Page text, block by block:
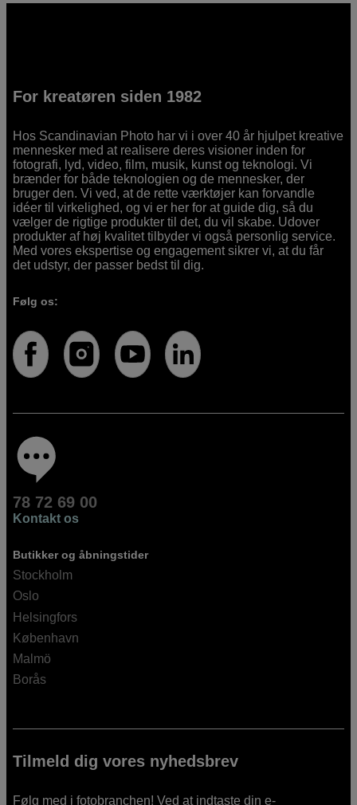
For kreatøren siden 1982
Hos Scandinavian Photo har vi i over 40 år hjulpet kreative
mennesker med at realisere deres visioner inden for
fotografi, lyd, video, film, musik, kunst og teknologi. Vi
brænder for både teknologien og de mennesker, der
bruger den. Vi ved, at de rette værktøjer kan forvandle
idéer til virkelighed, og vi er her for at guide dig, så du
vælger de rigtige produkter til det, du vil skabe. Udover
produkter af høj kvalitet tilbyder vi også personlig service.
Med vores ekspertise og engagement sikrer vi, at du får
det udstyr, der passer bedst til dig.
Følg os:
78 72 69 00
Kontakt os
Butikker og åbningstider
Stockholm
Oslo
Helsingfors
København
Malmö
Borås
Tilmeld dig vores nyhedsbrev
Følg med i fotobranchen! Ved at indtaste din e-